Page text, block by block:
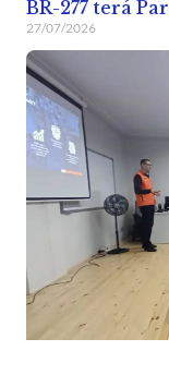
BR-277 terá
27/07/2026